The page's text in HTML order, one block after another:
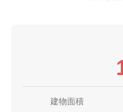
建物面積